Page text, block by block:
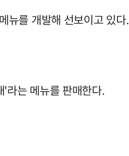
뉴를 개발해 선보이고 있다.
라는 메뉴를 판매한다.